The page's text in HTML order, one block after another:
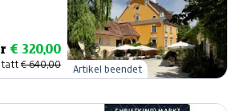
€ 320,00
€ 640,00 Artikel beendet